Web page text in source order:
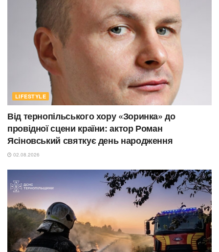
LIFESTYLE
Від тернопільського хору «Зоринка» до
провідної сцени країни: актор Роман
Ясіновський святкує день народження
02.08.2026